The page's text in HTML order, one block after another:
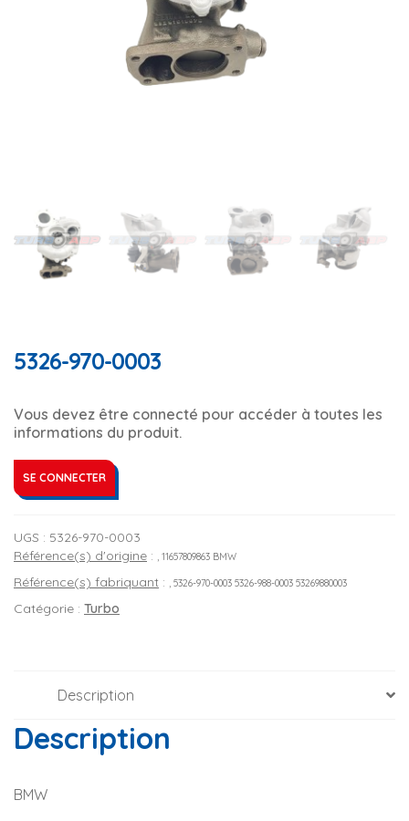
5326-970-0003
Vous devez être connecté pour accéder à toutes les
informations du produit.
SE CONNECTER
UGS : 5326-970-0003
Référence(s) d'origine : , 11657809863 BMW
Référence(s) fabriquant : , 5326-970-0003 5326-988-0003 53269880003
Catégorie : Turbo
Description
Description
BMW